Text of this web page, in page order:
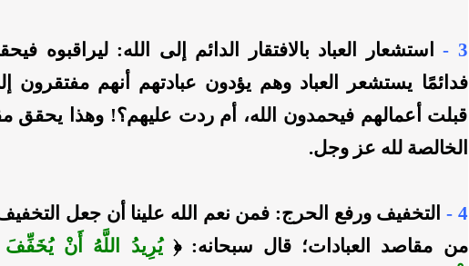
3 -
استشعار العباد بالافتقار الدائم إلى الله: ليراقبوه
فدائمًا يستشعر العباد وهم يؤدون عبادتهم أنهم مفتقرون
قبلت أعمالهم فيحمدون الله، أم ردت عليهم؟! وهذا يحقق
الخالصة لله عز وجل.
4 -
التخفيف ورفع الحرج: فمن نعم الله علينا أن جعل
من مقاصد العبادات؛ قال سبحانه: ﴿يُرِيدُ اللَّهُ أَنْ